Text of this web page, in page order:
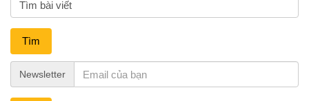
Tìm
Newsletter